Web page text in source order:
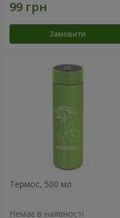
Замовити
Термос, 500 мл
Немає в наявності